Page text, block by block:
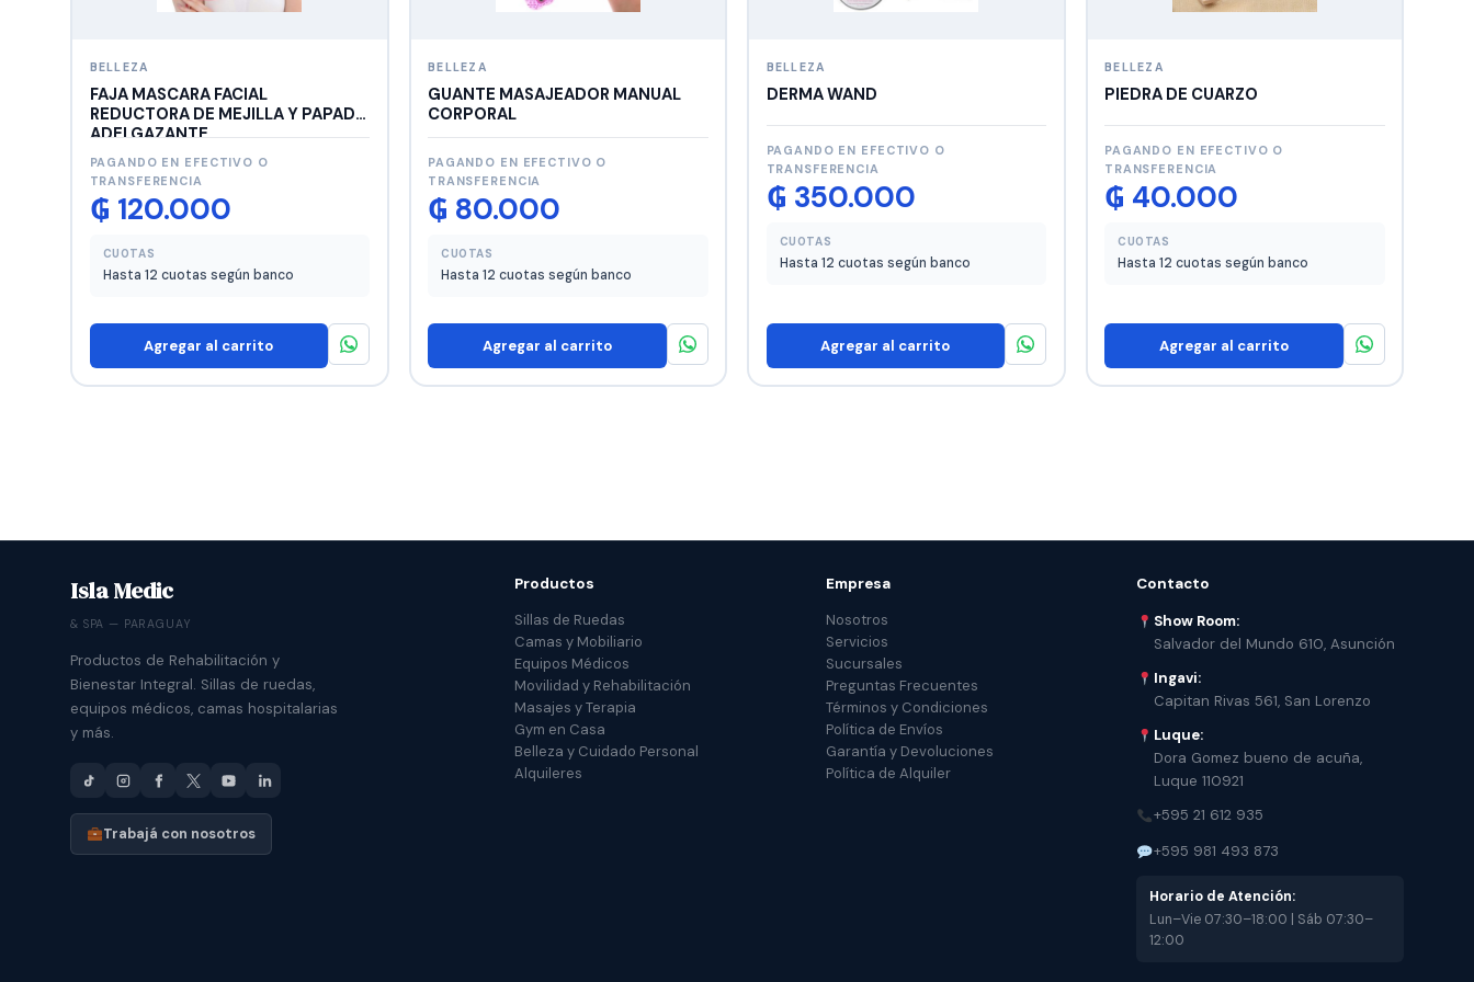
BELLEZA
FAJA MASCARA FACIAL
REDUCTORA DE MEJILLA Y PAPADA
ADELGAZANTE
PAGANDO EN EFECTIVO O
TRANSFERENCIA
₲ 120.000
CUOTAS
Hasta 12 cuotas según banco
Agregar al carrito
BELLEZA
GUANTE MASAJEADOR MANUAL
CORPORAL
PAGANDO EN EFECTIVO O
TRANSFERENCIA
₲ 80.000
CUOTAS
Hasta 12 cuotas según banco
Agregar al carrito
BELLEZA
DERMA WAND
PAGANDO EN EFECTIVO O
TRANSFERENCIA
₲ 350.000
CUOTAS
Hasta 12 cuotas según banco
Agregar al carrito
BELLEZA
PIEDRA DE CUARZO
PAGANDO EN EFECTIVO O
TRANSFERENCIA
₲ 40.000
CUOTAS
Hasta 12 cuotas según banco
Agregar al carrito
Isla Medic
& SPA — PARAGUAY
Productos de Rehabilitación y
Bienestar Integral. Sillas de ruedas,
equipos médicos, camas hospitalarias
y más.
Trabajá con nosotros
Productos
Sillas de Ruedas
Camas y Mobiliario
Equipos Médicos
Movilidad y Rehabilitación
Masajes y Terapia
Gym en Casa
Belleza y Cuidado Personal
Alquileres
Empresa
Nosotros
Servicios
Sucursales
Preguntas Frecuentes
Términos y Condiciones
Política de Envíos
Garantía y Devoluciones
Política de Alquiler
Contacto
Show Room:
Salvador del Mundo 610, Asunción
Ingavi:
Capitan Rivas 561, San Lorenzo
Luque:
Dora Gomez bueno de acuña,
Luque 110921
+595 21 612 935
+595 981 493 873
Horario de Atención:
Lun–Vie 07:30–18:00 | Sáb 07:30–
12:00